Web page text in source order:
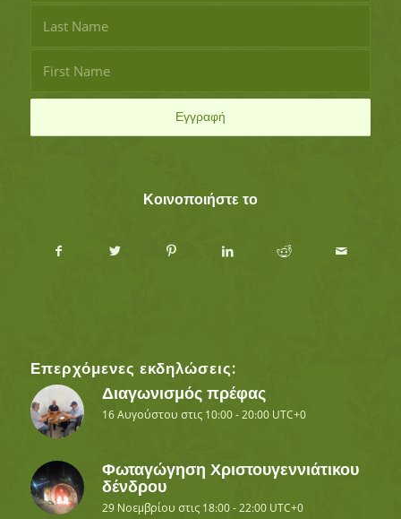
Κοινοποιήστε το
Επερχόμενες εκδηλώσεις:
Διαγωνισμός πρέφας
16 Αυγούστου στις 10:00-20:00 UTC+0
Φωταγώγηση Χριστουγεννιάτικου
δένδρου
29 Νοεμβρίου στις 18:00-22:00 UTC+0